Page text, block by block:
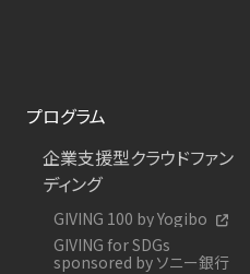
プログラム
企業支援型クラウドファン
ディング
GIVING 100 by Yogibo
GIVING for SDGs
sponsored by ソニー銀行